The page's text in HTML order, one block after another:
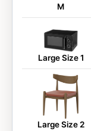
M
Large Size 1
Large Size 2